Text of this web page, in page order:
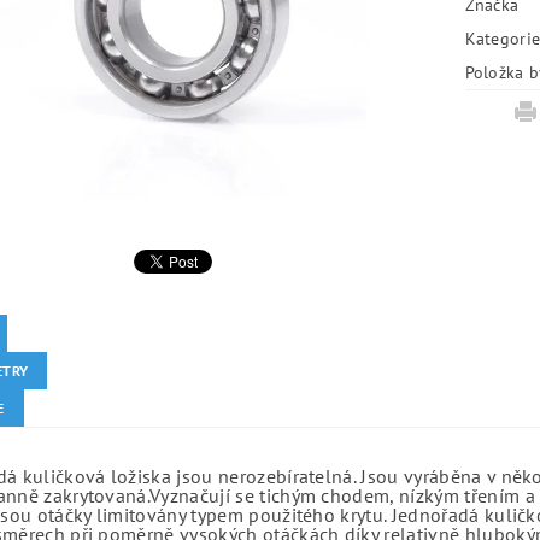
Značka
Kategorie
Položka
kuličková ložiska jsou nerozebíratelná. Jsou vyráběna v
zakrytovaná.Vyznačují se tichým chodem, nízkým třením
otáčky limitovány typem použitého krytu. Jednořadá
při poměrně vysokých otáčkách díky relativně